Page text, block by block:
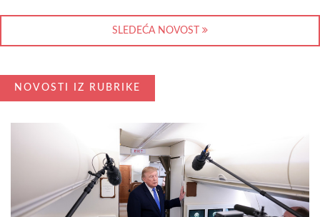
SLEDEĆA NOVOST
NOVOSTI IZ RUBRIKE